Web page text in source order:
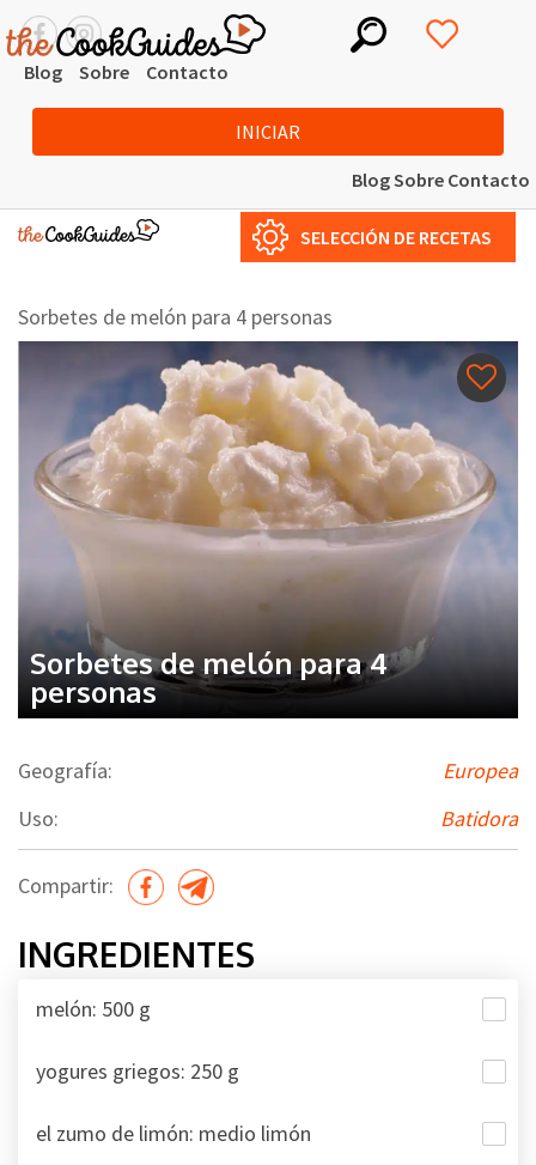
Blog Sobre Contacto
INICIAR
BlogSobre Contacto
SELECCIÓN DE RECETAS
Sorbetes de melón para 4 personas
Sorbetes de melón para 4
personas
Geografía:
Europea
Uso:
Batidora
Compartir:
INGREDIENTES
melón: 500 g
yogures griegos: 250 g
el zumo de limón: medio limón